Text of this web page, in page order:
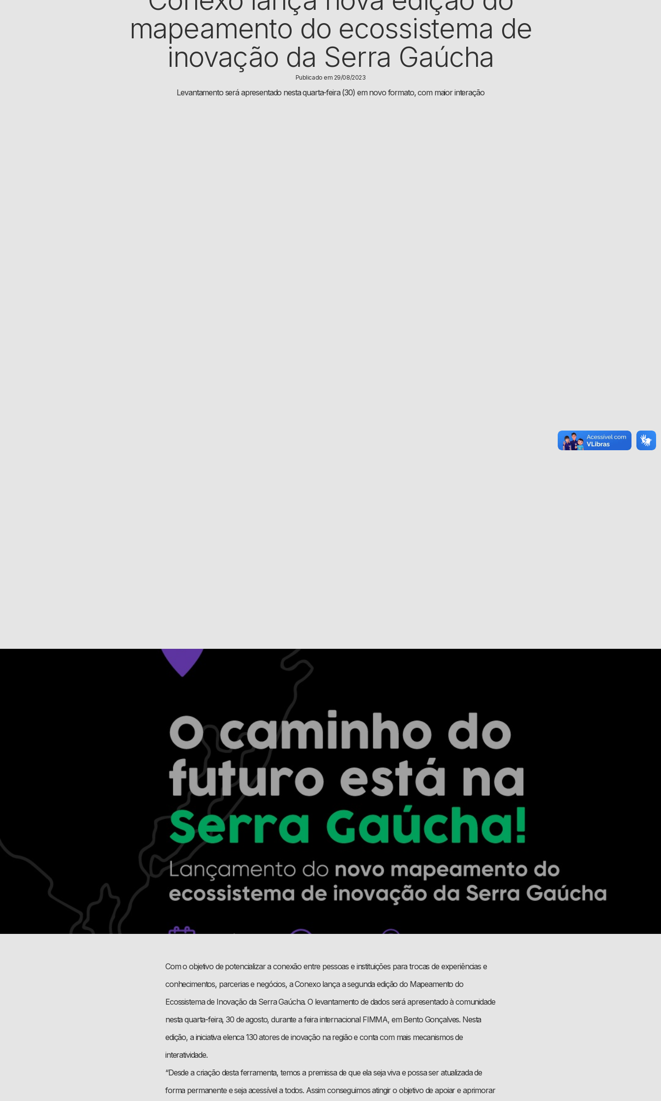
mapeamento do ecossistema de
inovação da Serra Gaúcha
Publicado em 29/08/2023
Levantamento será apresentado nesta quarta-feira (30) em novo formato, com maior interação
Com o objetivo de potencializar a conexão entre pessoas e instituições para trocas de experiências e
conhecimentos, parcerias e negócios, a Conexo lança a segunda edição do Mapeamento do
Ecossistema de Inovação da Serra Gaúcha. O levantamento de dados será apresentado à comunidade
nesta quarta-feira, 30 de agosto, durante a feira internacional FIMMA, em Bento Gonçalves. Nesta
edição, a iniciativa elenca 130 atores de inovação na região e conta com mais mecanismos de
interatividade.
“Desde a criação desta ferramenta, temos a premissa de que ela seja viva e possa ser atualizada de
forma permanente e seja acessível a todos. Assim conseguimos atingir o objetivo de apoiar e aprimorar